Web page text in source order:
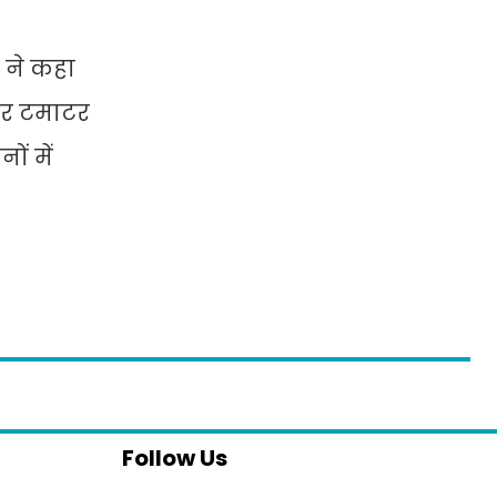
ने कहा
टमाटर
में
Follow Us